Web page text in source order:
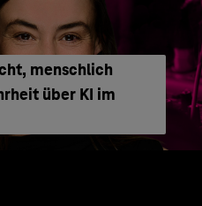
menschlich
über KI im